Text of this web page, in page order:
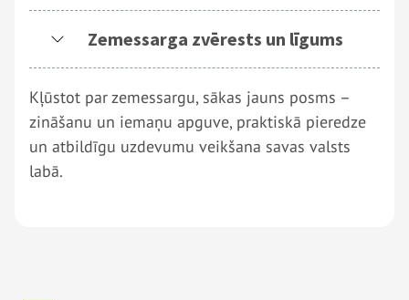
Zemessarga zvērests un līgums
Kļūstot par zemessargu, sākas jauns posms –
zināšanu un iemaņu apguve, praktiskā pieredze
un atbildīgu uzdevumu veikšana savas valsts
labā.